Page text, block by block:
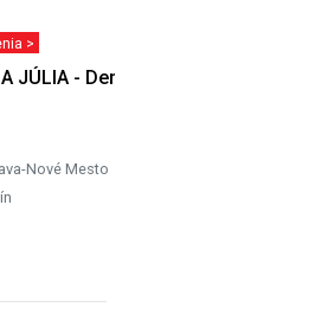
>
JÚLIA - Derniérový set
Nové Mesto